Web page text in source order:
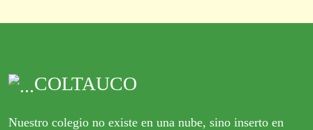
COLTAUCO
Nuestro colegio no existe en una nube, sino inserto en